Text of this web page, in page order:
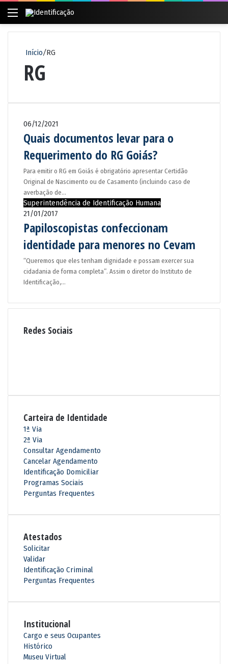
Menu
Início/RG
RG
06/12/2021
Quais documentos levar para o
Requerimento do RG Goiás?
Para emitir o RG em Goiás é obrigatório apresentar Certidão
Original de Nascimento ou de Casamento (incluindo caso de
averbação de…
Superintendência de Identificação Humana
21/01/2017
Papiloscopistas confeccionam
identidade para menores no Cevam
“Queremos que eles tenham dignidade e possam exercer sua
cidadania de forma completa”. Assim o diretor do Instituto de
Identificação,…
Redes Sociais
b
o
k
T
b
e
s
a
g
r
a
m
Carteira de Identidade
1ª Via
2ª Via
Consultar Agendamento
Cancelar Agendamento
Identificação Domiciliar
Programas Sociais
Perguntas Frequentes
Atestados
Solicitar
Validar
Identificação Criminal
Perguntas Frequentes
Institucional
Cargo e seus Ocupantes
Histórico
Museu Virtual